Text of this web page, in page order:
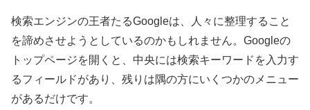
検索エンジンの王者たるGoogleは、人々に整理すること
を諦めさせようとしているのかもしれません。Googleの
トップページを開くと、中央には検索キーワードを入力す
るフィールドがあり、残りは隅の方にいくつかのメニュー
があるだけです。